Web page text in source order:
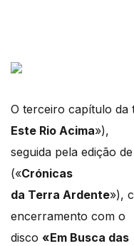
O terceiro capítulo da
Este Rio Acima»),
seguida pela edição de
(«Crónicas
da Terra Ardente»),
encerramento com o
disco «Em Busca das